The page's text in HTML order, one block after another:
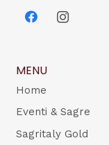
MENU
Home
Eventi & Sagre
Sagritaly Gold